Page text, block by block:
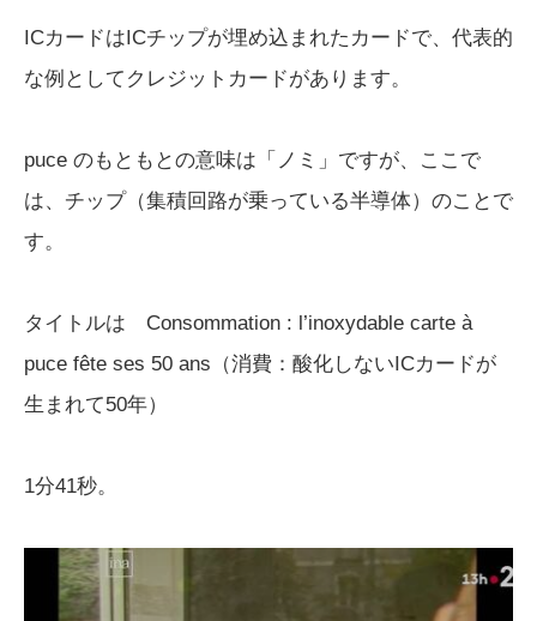
ICカードはICチップが埋め込まれたカードで、代表的
な例としてクレジットカードがあります。
puce のもともとの意味は「ノミ」ですが、ここで
は、チップ（集積回路が乗っている半導体）のことで
す。
タイトルは Consommation : l’inoxydable carte à
puce fête ses 50 ans（消費：酸化しないICカードが
生まれて50年）
1分41秒。